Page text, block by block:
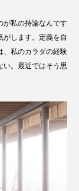
が私の持論なんです
がします。定義を自
、私のカラダの経験
い。最近ではそう思